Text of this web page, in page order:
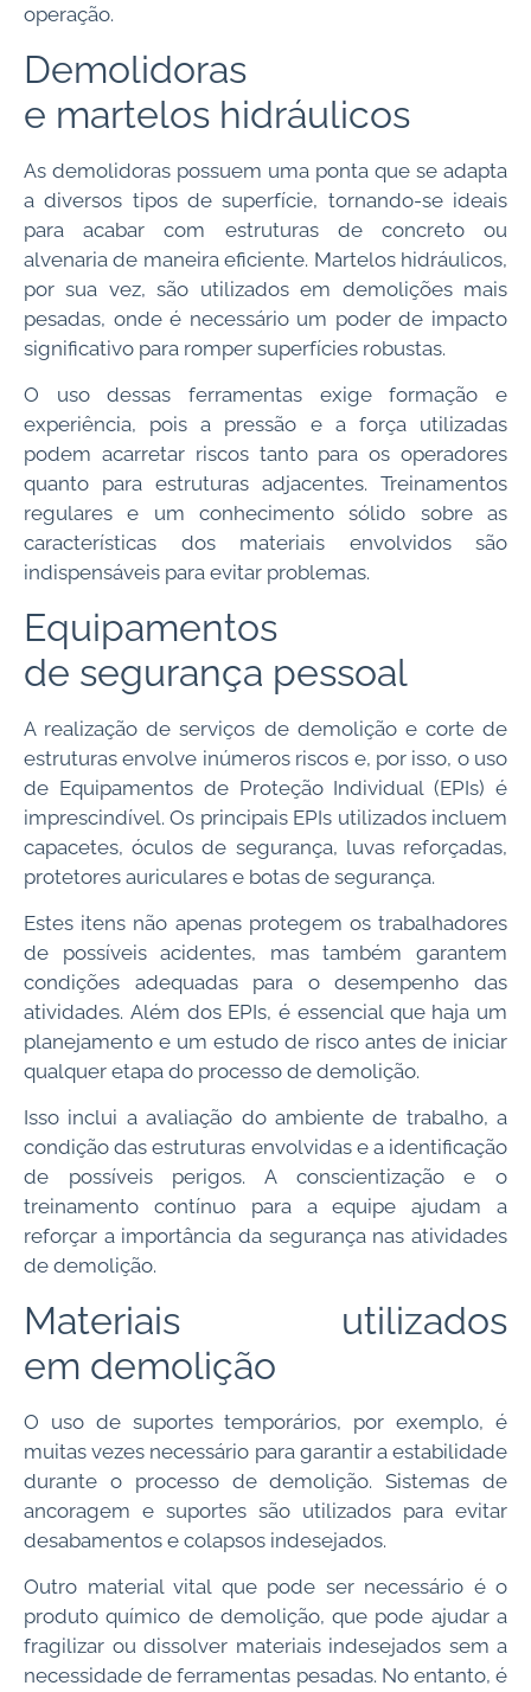
operação.
Demolidoras
e martelos hidráulicos
As demolidoras possuem uma ponta que se adapta
a diversos tipos de superfície, tornando-se ideais
para acabar com estruturas de concreto ou
alvenaria de maneira eficiente. Martelos hidráulicos,
por sua vez, são utilizados em demolições mais
pesadas, onde é necessário um poder de impacto
significativo para romper superfícies robustas.
O uso dessas ferramentas exige formação e
experiência, pois a pressão e a força utilizadas
podem acarretar riscos tanto para os operadores
quanto para estruturas adjacentes. Treinamentos
regulares e um conhecimento sólido sobre as
características dos materiais envolvidos são
indispensáveis para evitar problemas.
Equipamentos
de segurança pessoal
A realização de serviços de demolição e corte de
estruturas envolve inúmeros riscos e, por isso, o uso
de Equipamentos de Proteção Individual (EPIs) é
imprescindível. Os principais EPIs utilizados incluem
capacetes, óculos de segurança, luvas reforçadas,
protetores auriculares e botas de segurança.
Estes itens não apenas protegem os trabalhadores
de possíveis acidentes, mas também garantem
condições adequadas para o desempenho das
atividades. Além dos EPIs, é essencial que haja um
planejamento e um estudo de risco antes de iniciar
qualquer etapa do processo de demolição.
Isso inclui a avaliação do ambiente de trabalho, a
condição das estruturas envolvidas e a identificação
de possíveis perigos. A conscientização e o
treinamento contínuo para a equipe ajudam a
reforçar a importância da segurança nas atividades
de demolição.
Materiais utilizados
em demolição
O uso de suportes temporários, por exemplo, é
muitas vezes necessário para garantir a estabilidade
durante o processo de demolição. Sistemas de
ancoragem e suportes são utilizados para evitar
desabamentos e colapsos indesejados.
Outro material vital que pode ser necessário é o
produto químico de demolição, que pode ajudar a
fragilizar ou dissolver materiais indesejados sem a
necessidade de ferramentas pesadas. No entanto, é